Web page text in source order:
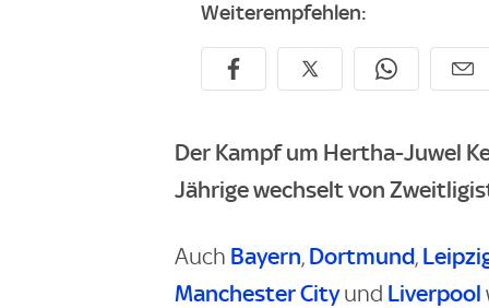
Weiterempfehlen:
Der Kampf um Hertha-Juwel
Jährige wechselt von
Auch Bayern, Dortmund,
Manchester Cityund Liverpool